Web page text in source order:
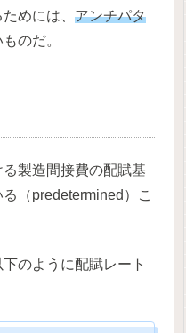
めには、アンチパタ
のだ。
製造間接費の配賦基
（predetermined）こ
のように配賦レート